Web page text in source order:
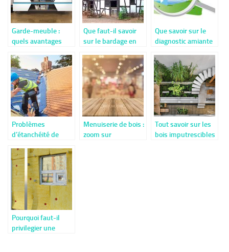
Garde-meuble :
quels avantages
demenagement a
Nimes ?
Que faut-il savoir
sur le bardage en
Que savoir sur le
diagnostic amiante
Problèmes
d’étanchéité de
conseils
Menuiserie de bois :
zoom sur
Tout savoir sur les
bois imputrescibles
Pourquoi faut-il
privilegier une